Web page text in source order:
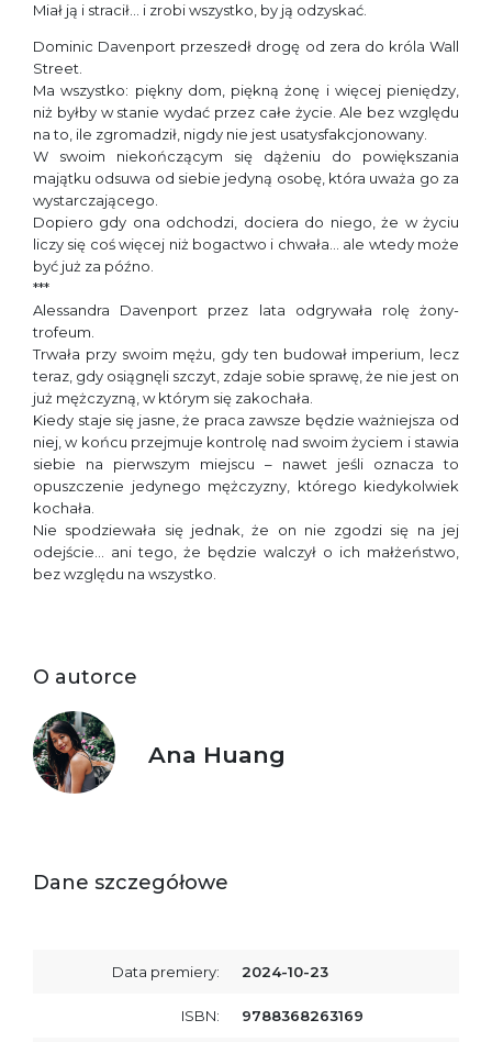
Miał ją i stracił… i zrobi wszystko, by ją odzyskać.
Dominic Davenport przeszedł drogę od zera do króla Wall
Street.
Ma wszystko: piękny dom, piękną żonę i więcej pieniędzy,
niż byłby w stanie wydać przez całe życie. Ale bez względu
na to, ile zgromadził, nigdy nie jest usatysfakcjonowany.
W swoim niekończącym się dążeniu do powiększania
majątku odsuwa od siebie jedyną osobę, która uważa go za
wystarczającego.
Dopiero gdy ona odchodzi, dociera do niego, że w życiu
liczy się coś więcej niż bogactwo i chwała… ale wtedy może
być już za późno.
***
Alessandra Davenport przez lata odgrywała rolę żony-
trofeum.
Trwała przy swoim mężu, gdy ten budował imperium, lecz
teraz, gdy osiągnęli szczyt, zdaje sobie sprawę, że nie jest on
już mężczyzną, w którym się zakochała.
Kiedy staje się jasne, że praca zawsze będzie ważniejsza od
niej, w końcu przejmuje kontrolę nad swoim życiem i stawia
siebie na pierwszym miejscu – nawet jeśli oznacza to
opuszczenie jedynego mężczyzny, którego kiedykolwiek
kochała.
Nie spodziewała się jednak, że on nie zgodzi się na jej
odejście… ani tego, że będzie walczył o ich małżeństwo,
bez względu na wszystko.
O autorce
Ana Huang
Dane szczegółowe
Data premiery: 2024-10-23
ISBN: 9788368263169